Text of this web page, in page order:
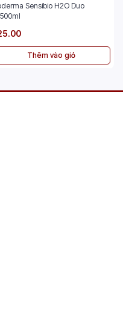
Sensibio H2O Duo
Thêm vào giỏ